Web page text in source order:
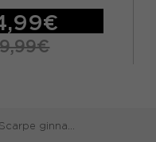
Scarpe ginnastica bambino